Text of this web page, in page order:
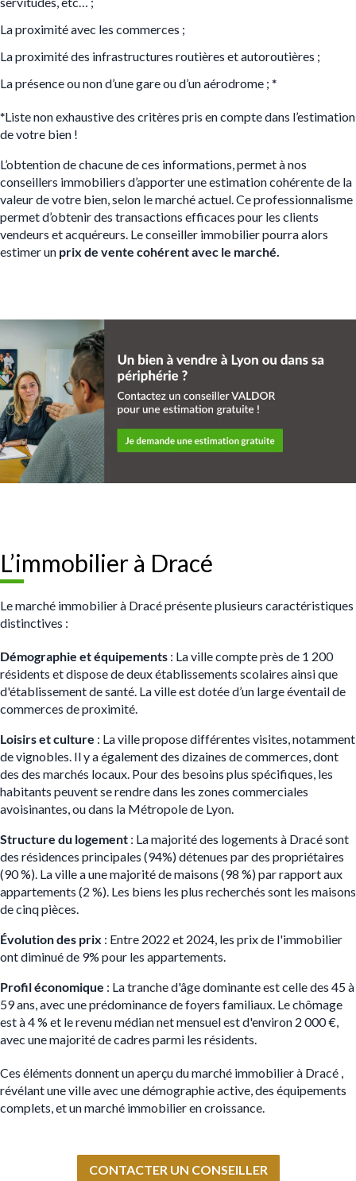
La proximité avec les commerces ;
La proximité des infrastructures routières et autoroutières ;
La présence ou non d’une gare ou d’un aérodrome ; *
*Liste non exhaustive des critères pris en compte dans l’estimation
de votre bien !
L’obtention de chacune de ces informations, permet à nos
conseillers immobiliers d’apporter une estimation cohérente de la
valeur de votre bien, selon le marché actuel. Ce professionnalisme
permet d’obtenir des transactions efficaces pour les clients
vendeurs et acquéreurs. Le conseiller immobilier pourra alors
estimer un prix de vente cohérent avec le marché.
L’immobilier à Dracé
Le marché immobilier à Dracé présente plusieurs caractéristiques
distinctives :
Démographie et équipements : La ville compte près de 1 200
résidents et dispose de deux établissements scolaires ainsi que
d'établissement de santé. La ville est dotée d’un large éventail de
commerces de proximité.
Loisirs et culture : La ville propose différentes visites, notamment
de vignobles. Il y a également des dizaines de commerces, dont
des des marchés locaux. Pour des besoins plus spécifiques, les
habitants peuvent se rendre dans les zones commerciales
avoisinantes, ou dans la Métropole de Lyon.
Structure du logement : La majorité des logements à Dracé sont
des résidences principales (94%) détenues par des propriétaires
(90 %). La ville a une majorité de maisons (98 %) par rapport aux
appartements (2 %). Les biens les plus recherchés sont les maisons
de cinq pièces.
Évolution des prix : Entre 2022 et 2024, les prix de l'immobilier
ont diminué de 9% pour les appartements​.
Profil économique : La tranche d'âge dominante est celle des 45 à
59 ans, avec une prédominance de foyers familiaux. Le chômage
est à 4 % et le revenu médian net mensuel est d'environ 2 000 €,
avec une majorité de cadres parmi les résidents.
Ces éléments donnent un aperçu du marché immobilier à Dracé ,
révélant une ville avec une démographie active, des équipements
complets, et un marché immobilier en croissance.
CONTACTER UN CONSEILLER